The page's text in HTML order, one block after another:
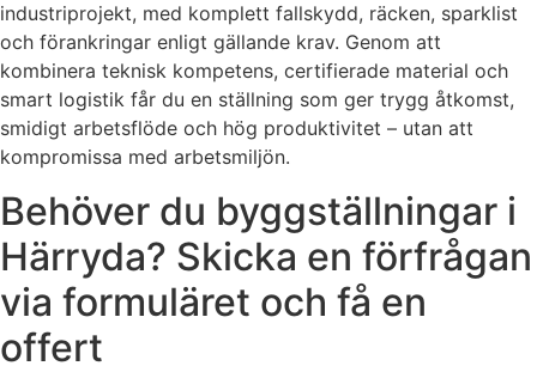
industriprojekt, med komplett fallskydd, räcken, sparklist
och förankringar enligt gällande krav. Genom att
kombinera teknisk kompetens, certifierade material och
smart logistik får du en ställning som ger trygg åtkomst,
smidigt arbetsflöde och hög produktivitet – utan att
kompromissa med arbetsmiljön.
Behöver du byggställningar i
Härryda? Skicka en förfrågan
via formuläret och få en
offert